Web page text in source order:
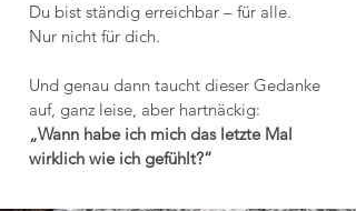
Du bist ständig erreichbar – für alle.
Nur nicht für dich.
Und genau dann taucht dieser Gedanke
auf, ganz leise, aber hartnäckig:
„Wann habe ich mich das letzte Mal
wirklich wie ich gefühlt?“